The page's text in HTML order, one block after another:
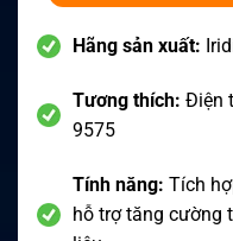
Hãng sản xuất:
Tương thích: Điện
9575
Tính năng: Tích
hỗ trợ tăng cường